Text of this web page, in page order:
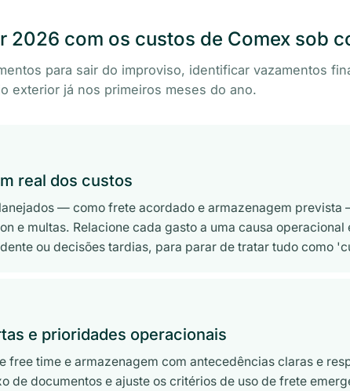
2026 com os custos de Comex sob
para sair do improviso, identificar vazamentos
exterior já nos primeiros meses do ano.
real dos custos
— como frete acordado e armazenagem
e multas. Relacione cada gasto a uma causa
ou decisões tardias, para parar de tratar tudo como
e prioridades operacionais
free time e armazenagem com antecedências claras e
de documentos e ajuste os critérios de uso de frete